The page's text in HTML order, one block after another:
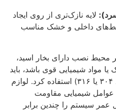
لایه نازک‌تری از روی ایجاد
داخلی و خشک مناسب
محیط نصب دارای بخار اسید،
یا مواد شیمیایی قوی باشد، باید
حتماً از ورق استیل (گرید ۳۰۴ یا ۳۱۶) استفاده کرد. لوازم
عوامل شیمیایی مقاومت
عمر سیستم را چندین برابر